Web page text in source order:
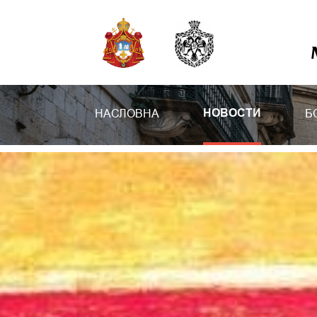
НАСЛОВНА НОВОСТИ